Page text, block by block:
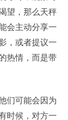
望，那么天秤
会主动分享一
，或者提议一
热情，而是带
们可能会因为
时候，对方一